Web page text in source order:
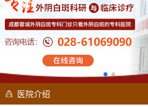
医院介绍